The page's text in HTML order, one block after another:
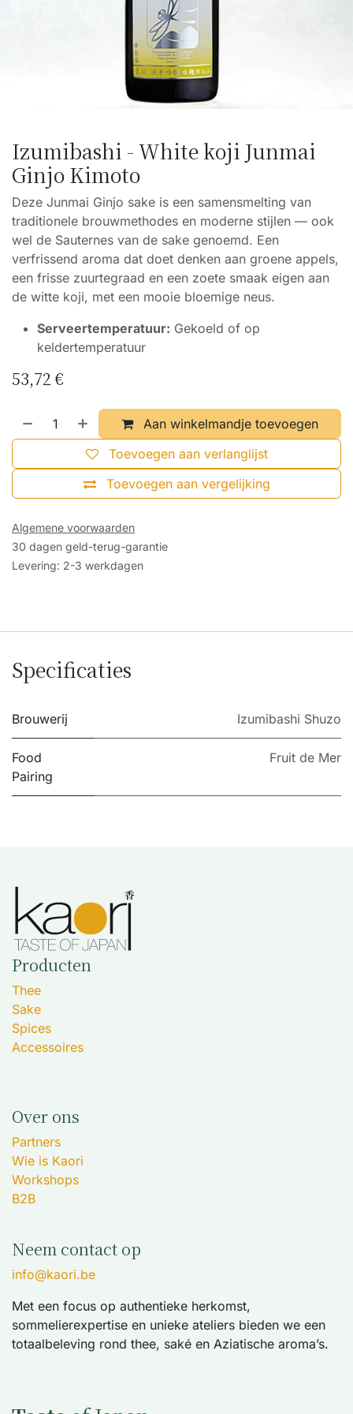
Izumibashi - White koji Junmai
Ginjo Kimoto
Deze Junmai Ginjo sake is een samensmelting van
traditionele brouwmethodes en moderne stijlen — ook
wel de Sauternes van de sake genoemd. Een
verfrissend aroma dat doet denken aan groene appels,
een frisse zuurtegraad en een zoete smaak eigen aan
de witte koji, met een mooie bloemige neus.
Serveertemperatuur: Gekoeld of op
keldertemperatuur
53,72€
Aan winkelmandje toevoegen
Toevoegen aan vergelijking
Toevoegen aan verlanglijst
Algemene voorwaarden
30 dagen geld-terug-garantie
Levering: 2-3 werkdagen
Specificaties
Brouwerij Izumibashi Shuzo
Food
Pairing
Fruit de Mer
Producten
Thee
Sake
Spices
Accessoires
Over ons
Partners
Wie is Kaori
Workshops
B2B
Neem contact op
info@kaori.be
Met een focus op authentieke herkomst,
sommelierexpertise en unieke ateliers bieden we een
totaalbeleving rond thee, saké en Aziatische aroma’s.